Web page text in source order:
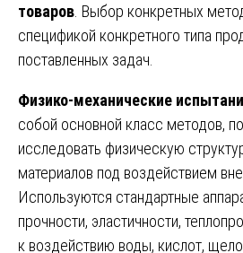
товаров . Выбор конкретных
спецификой конкретного типа
поставленных задач.
Физико-механические
собой основной класс методов,
исследовать физическую
материалов под воздействием
Используются стандартные
прочности, эластичности,
к воздействию воды, кислот,